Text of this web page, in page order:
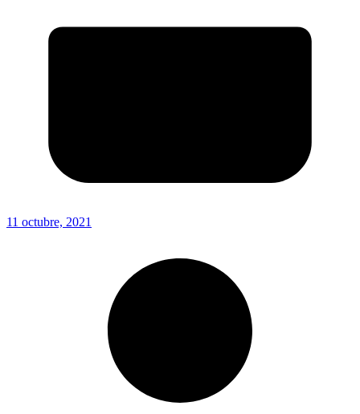
11 octubre, 2021